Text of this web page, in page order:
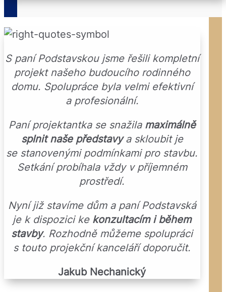
S paní Podstavskou jsme řešili kompletní
projekt našeho budoucího rodinného
domu. Spolupráce byla velmi efektivní
a profesionální.
Paní projektantka se snažila maximálně
splnit naše představy a skloubit je
se stanovenými podmínkami pro stavbu.
Setkání probíhala vždy v příjemném
prostředí.
Nyní již stavíme dům a paní Podstavská
je k dispozici ke konzultacím i během
stavby. Rozhodně můžeme spolupráci
s touto projekční kanceláří doporučit.
Jakub Nechanický